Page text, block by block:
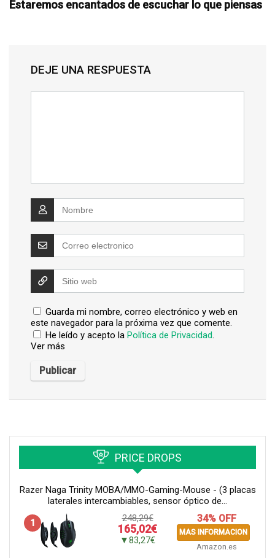
Estaremos encantados de escuchar lo que piensas
DEJE UNA RESPUESTA
Guarda mi nombre, correo electrónico y web en
este navegador para la próxima vez que comente.
He leído y acepto la Política de Privacidad.
Ver más
PRICE DROPS
Razer Naga Trinity MOBA/MMO-Gaming-Mouse - (3 placas
laterales intercambiables, sensor óptico de...
1
248,29€
165,02€
▼83,27€
34% OFF
MAS INFORMACION
Amazon.es